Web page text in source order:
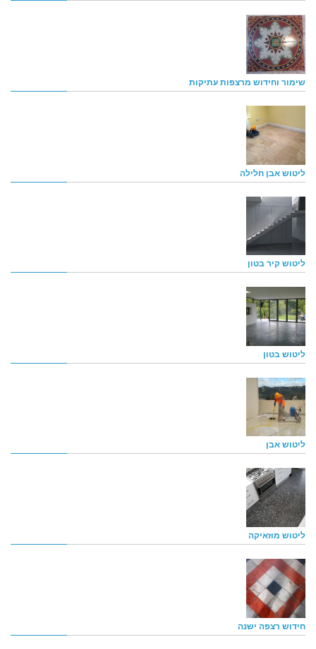
שימור וחידוש מרצפות עתיקות
ליטוש אבן חלילה
ליטוש קיר בטון
ליטוש בטון
ליטוש אבן
ליטוש מוזאיקה
חידוש רצפה ישנה